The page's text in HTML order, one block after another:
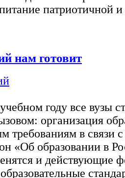
патриотичной
нам готовит
году все вузы
организация
требованиям в связи
«Об образовании в
и действующие
образовательные